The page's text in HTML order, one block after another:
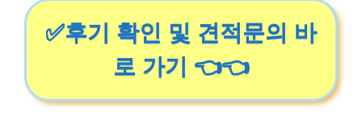
✅후기 확인 및 견적문의 바
로 가기 👈👈